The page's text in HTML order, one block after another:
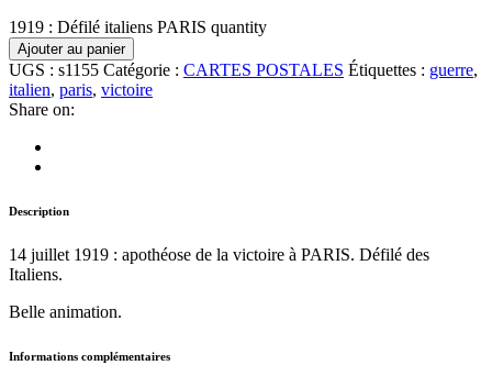
1919 : Défilé italiens PARIS quantity
Ajouter au panier
UGS : s1155 Catégorie : CARTES POSTALES Étiquettes : guerre,
italien, paris, victoire
Share on:
Description
14 juillet 1919 : apothéose de la victoire à PARIS. Défilé des
Italiens.
Belle animation.
Informations complémentaires